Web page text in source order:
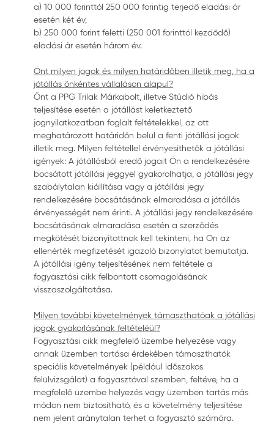
a) 10 000 forinttól 250 000 forintig terjedő eladási ár
esetén két év,
b) 250 000 forint feletti (250 001 forinttól kezdődő)
eladási ár esetén három év.
Önt milyen jogok és milyen határidőben illetik meg, ha a
jótállás önkéntes vállaláson alapul?
Önt a PPG Trilak Márkabolt, illetve Stúdió hibás
teljesítése esetén a jótállást keletkeztető
jognyilatkozatban foglalt feltételekkel, az ott
meghatározott határidőn belül a fenti jótállási jogok
illetik meg. Milyen feltétellel érvényesíthetők a jótállási
igények: A jótállásból eredő jogait Ön a rendelkezésére
bocsátott jótállási jeggyel gyakorolhatja, a jótállási jegy
szabálytalan kiállítása vagy a jótállási jegy
rendelkezésére bocsátásának elmaradása a jótállás
érvényességét nem érinti. A jótállási jegy rendelkezésére
bocsátásának elmaradása esetén a szerződés
megkötését bizonyítottnak kell tekinteni, ha Ön az
ellenérték megfizetését igazoló bizonylatot bemutatja.
A jótállási igény teljesítésének nem feltétele a
fogyasztási cikk felbontott csomagolásának
visszaszolgáltatása.
Milyen további követelmények támaszthatóak a jótállási
jogok gyakorlásának feltételéül?
Fogyasztási cikk megfelelő üzembe helyezése vagy
annak üzemben tartása érdekében támaszthatók
speciális követelmények (például időszakos
felülvizsgálat) a fogyasztóval szemben, feltéve, ha a
megfelelő üzembe helyezés vagy üzemben tartás más
módon nem biztosítható, és a követelmény teljesítése
nem jelent aránytalan terhet a fogyasztó számára.